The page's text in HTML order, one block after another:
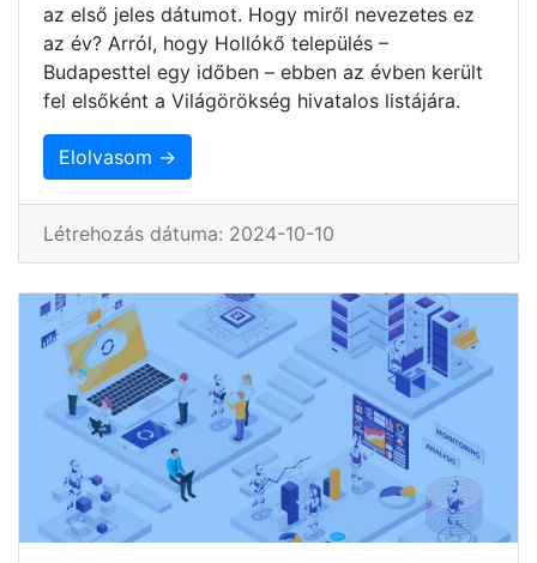
az első jeles dátumot. Hogy miről nevezetes ez
az év? Arról, hogy Hollókő település –
Budapesttel egy időben – ebben az évben került
fel elsőként a Világörökség hivatalos listájára.
Elolvasom →
Létrehozás dátuma: 2024-10-10